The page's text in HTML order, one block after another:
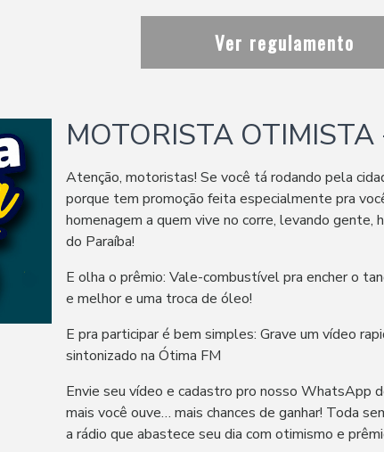
Ver regulamento
MOTORISTA
Atenção, motoristas! Se você tá rodando pela
porque tem promoção feita especialmente pra
homenagem a quem vive no corre, levando
do Paraíba!
E olha o prêmio: Vale-combustível pra encher o
e melhor e uma troca de óleo!
E pra participar é bem simples: Grave um vídeo
sintonizado na Ótima FM
Envie seu vídeo e cadastro pro nosso
mais você ouve… mais chances de ganhar! Toda
a rádio que abastece seu dia com otimismo e